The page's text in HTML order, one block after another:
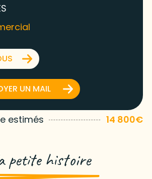
UN MAIL
estimés 14 800€
petite histoire